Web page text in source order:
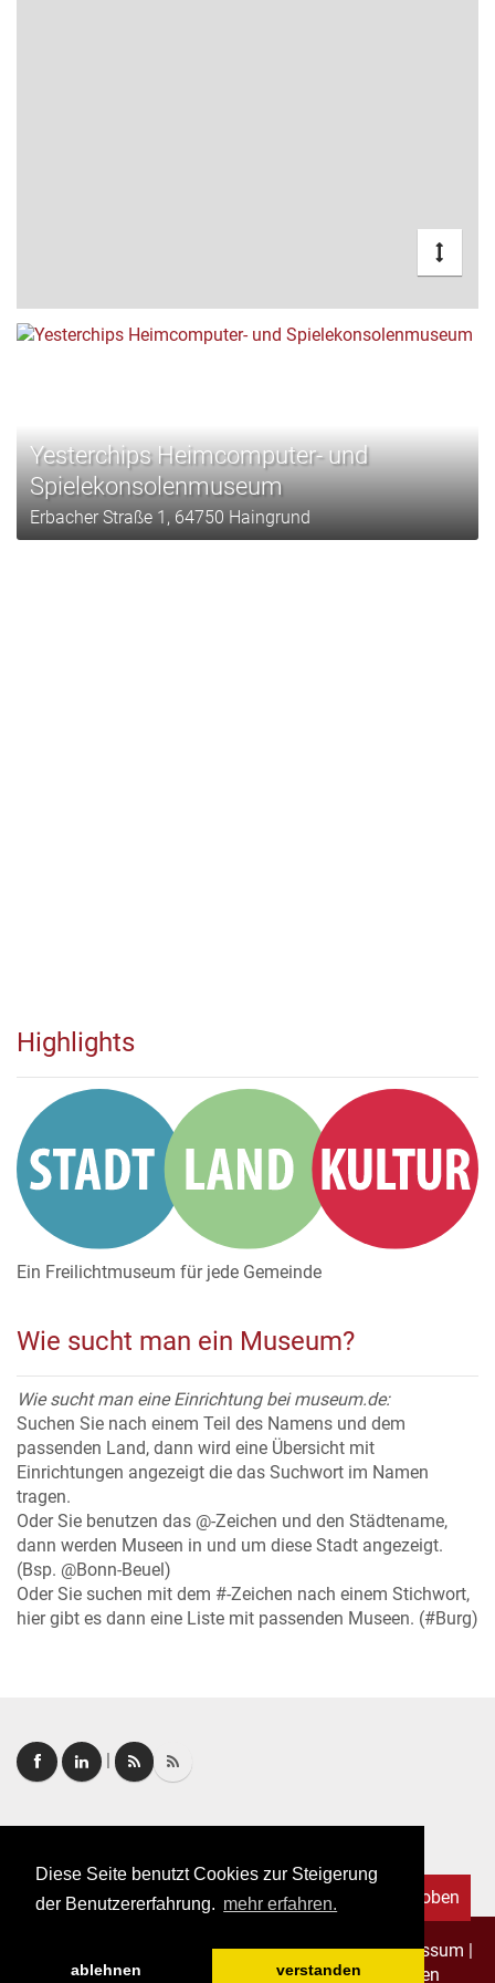
Diese Seite benutzt Cookies zur Steigerung
der Benutzererfahrung. mehr erfahren.
ablehnen verstanden
Yesterchips Heimcomputer- und
Spielekonsolenmuseum
Erbacher Straße 1, 64750 Haingrund
Highlights
Ein Freilichtmuseum für jede Gemeinde
Wie sucht man ein Museum?
Wie sucht man eine Einrichtung bei museum.de:
Suchen Sie nach einem Teil des Namens und dem
passenden Land, dann wird eine Übersicht mit
Einrichtungen angezeigt die das Suchwort im Namen
tragen.
Oder Sie benutzen das @-Zeichen und den Städtename,
dann werden Museen in und um diese Stadt angezeigt.
(Bsp. @Bonn-Beuel)
Oder Sie suchen mit dem #-Zeichen nach einem Stichwort,
hier gibt es dann eine Liste mit passenden Museen. (#Burg)
Copyright © 2026. Alle Rechte vorbehalten.–Impressum
Datenschutz
Allgemeine Geschäftsbedingungen
Nach oben